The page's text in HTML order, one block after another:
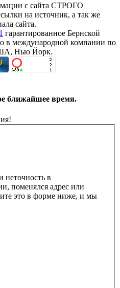
с сайта СТРОГО
на источник, а так же
сайта.
гарантированное Бернской
в международной компании по
Нью Йорк.
ближайшее время.
в
поменялся адрес или
это в форме ниже, и мы